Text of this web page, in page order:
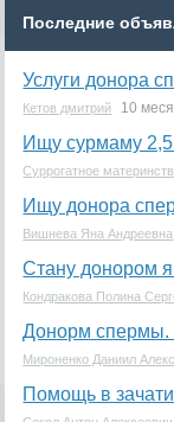
Последние
Услуги донора
Кетов дмитрий 10
Ищу сурмаму
Суррогатное
Ищу донора
Вишнева Яна Андреевна
Стану донором
Кондракова Полина
Донорм
Мироненко Даниил
Помощь в